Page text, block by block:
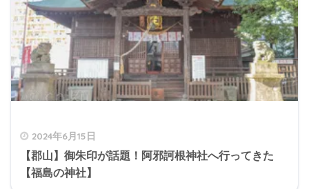
2024年6月15日
【郡山】御朱印が話題！阿邪訶根神社へ行ってきた
【福島の神社】